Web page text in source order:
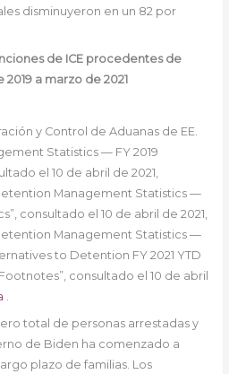
disminuyeron en un 82 por
de ICE procedentes de
a marzo de 2021
y Control de Aduanas de EE.
Statistics — FY 2019
el 10 de abril de 2021,
Management Statistics —
consultado el 10 de abril de 2021,
Management Statistics —
to Detention FY 2021 YTD
consultado el 10 de abril
.
total de personas arrestadas y
de Biden ha comenzado a
plazo de familias. Los